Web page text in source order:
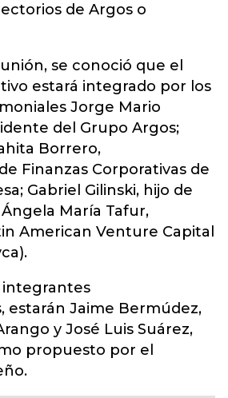
de Argos o
se conoció que el
estará integrado por los
Jorge Mario
del Grupo Argos;
Borrero,
Finanzas Corporativas de
Gabriel Gilinski, hijo de
María Tafur,
American Venture Capital
integrantes
estarán Jaime Bermúdez,
y José Luis Suárez,
propuesto por el